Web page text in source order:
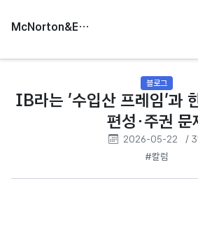
McNorton&Education
블로그
IB라는 '수입산 프레임'과
편성·주권 문
2026-05-22
/
#칼럼